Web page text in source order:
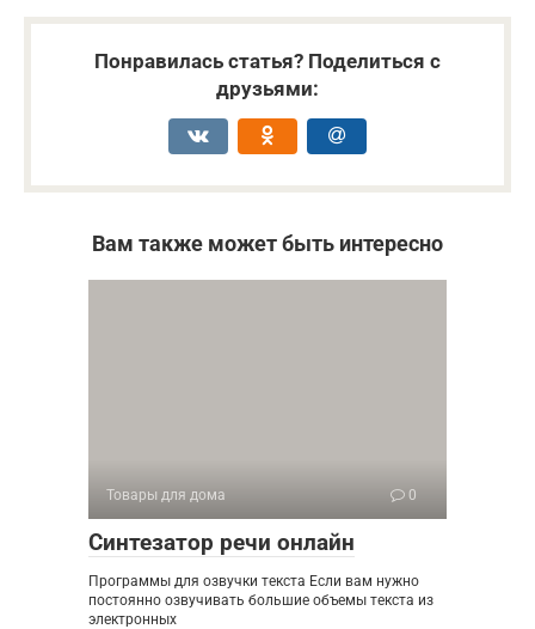
Понравилась статья? Поделиться с
друзьями:
Вам также может быть интересно
Товары для дома 0
Синтезатор речи онлайн
Программы для озвучки текста Если вам нужно
постоянно озвучивать большие объемы текста из
электронных